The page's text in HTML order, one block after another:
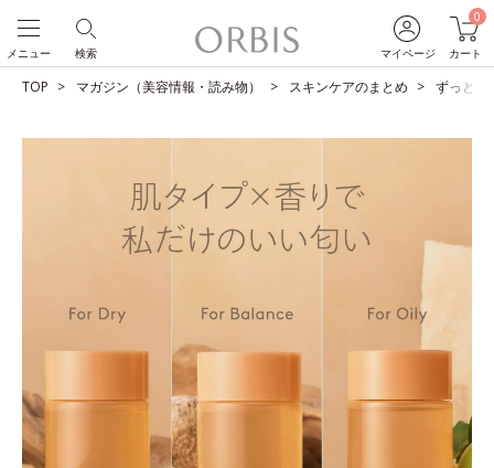
マイページ
0
カート
検索
メニュー
TOP マガジン（美容情報・読み物） スキンケアのまとめ ずっと付